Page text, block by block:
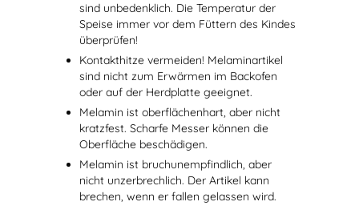
sind unbedenklich. Die Temperatur der
Speise immer vor dem Füttern des Kindes
überprüfen!
Kontakthitze vermeiden! Melaminartikel
sind nicht zum Erwärmen im Backofen
oder auf der Herdplatte geeignet.
Melamin ist oberflächenhart, aber nicht
kratzfest. Scharfe Messer können die
Oberfläche beschädigen.
Melamin ist bruchunempfindlich, aber
nicht unzerbrechlich. Der Artikel kann
brechen, wenn er fallen gelassen wird.